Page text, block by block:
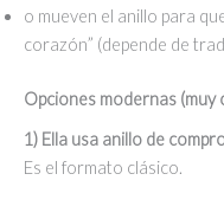
o mueven el anillo para
corazón” (depende de
Opciones modernas (muy
1) Ella usa anillo de
Es el formato clásico.